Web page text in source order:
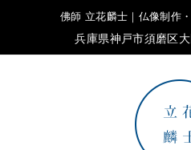
佛師 立花麟士｜仏像制作
兵庫県神戸市須磨区